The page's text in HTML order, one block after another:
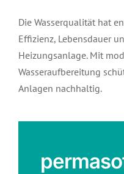
Die Wasserqualität hat
Effizienz, Lebensdauer
Heizungsanlage. Mit
Wasseraufbereitung
Anlagen nachhaltig.